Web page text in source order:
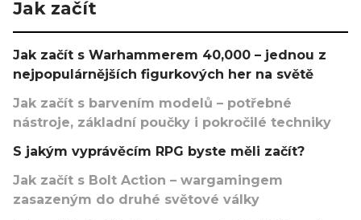
Jak začít
Jak začít s Warhammerem 40,000 – jednou z
nejpopulárnějších figurkových her na světě
Jak začít s barvením modelů – potřebné
nástroje, základní poučky i pokročilé techniky
S jakým vyprávěcím RPG byste měli začít?
Jak začít s Bolt Action – wargamingem
zasazeným do druhé světové války